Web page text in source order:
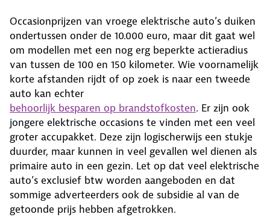
Occasionprijzen van vroege elektrische auto’s duiken
ondertussen onder de 10.000 euro, maar dit gaat wel
om modellen met een nog erg beperkte actieradius
van tussen de 100 en 150 kilometer. Wie voornamelijk
korte afstanden rijdt of op zoek is naar een tweede
auto kan echter
behoorlijk besparen op brandstofkosten. Er zijn ook
jongere elektrische occasions te vinden met een veel
groter accupakket. Deze zijn logischerwijs een stukje
duurder, maar kunnen in veel gevallen wel dienen als
primaire auto in een gezin. Let op dat veel elektrische
auto’s exclusief btw worden aangeboden en dat
sommige adverteerders ook de subsidie al van de
getoonde prijs hebben afgetrokken.